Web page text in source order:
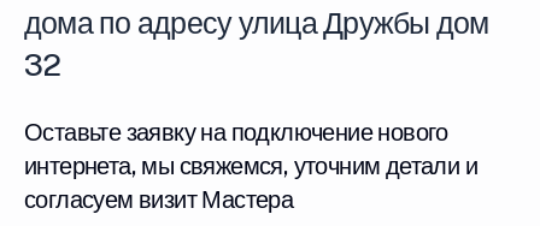
дома по адресу улица Дружбы дом
32
Оставьте заявку на подключение нового
интернета, мы свяжемся, уточним детали и
согласуем визит Мастера